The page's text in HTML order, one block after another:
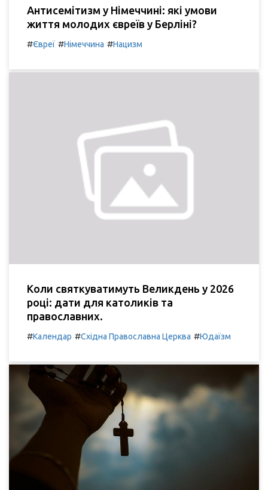
Антисемітизм у Німеччині: які умови
життя молодих євреїв у Берліні?
#Євреї #Німеччина #Нацизм
Коли святкуватимуть Великдень у 2026
році: дати для католиків та
православних.
#Календар #Східна Православна Церква #Юдаїзм